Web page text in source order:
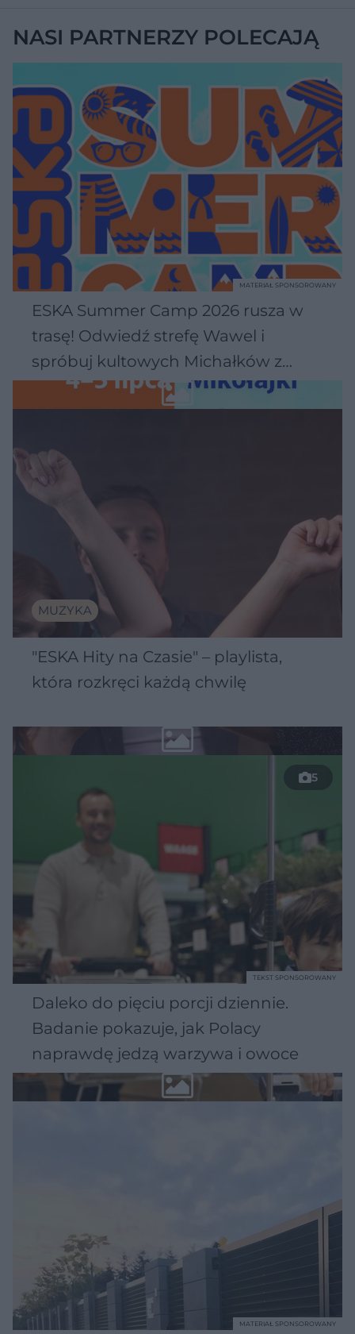
NASI PARTNERZY POLECAJĄ
ESKA Summer Camp 2026 rusza w
trasę! Odwiedź strefę Wawel i
spróbuj kultowych Michałków z
Wawelu
MATERIAŁ SPONSOROWANY
MUZYKA
"ESKA Hity na Czasie" – playlista,
która rozkręci każdą chwilę
5
Daleko do pięciu porcji dziennie.
Badanie pokazuje, jak Polacy
naprawdę jedzą warzywa i owoce
TEKST SPONSOROWANY
MATERIAŁ SPONSOROWANY